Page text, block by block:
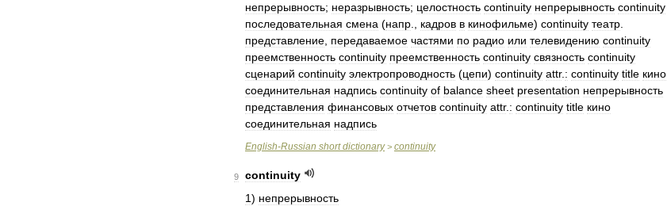
непрерывность; неразрывность; целостность continuity непрерывность continuity
последовательная смена (напр кадров в кинофильме) continuity театр
представление передаваемое частями по радио или телевидению continuity
преемственность continuity преемственность continuity связность continuity
сценарий continuity электропроводность (цепи) continuity attr. : continuity title кино
соединительная надпись continuity of balance sheet presentation непрерывность
представления финансовых отчетов continuity attr. : continuity title кино
соединительная надпись
English-Russian short dictionary> continuity
9
continuity
1) непрерывность